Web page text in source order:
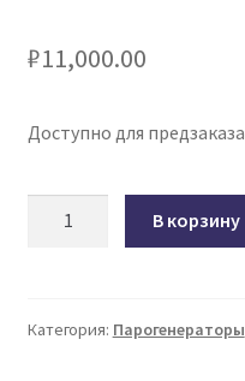
₽11,000.00
Доступно для предзаказа
CT-
В корзину
Категория: Парогенераторы